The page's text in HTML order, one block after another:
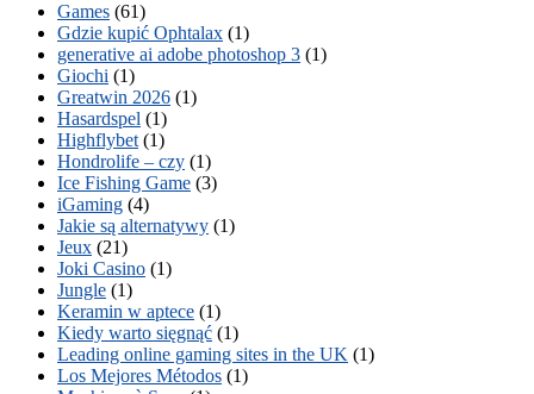
Games (61)
Gdzie kupić Ophtalax (1)
generative ai adobe photoshop 3 (1)
Giochi (1)
Greatwin 2026 (1)
Hasardspel (1)
Highflybet (1)
Hondrolife – czy (1)
Ice Fishing Game (3)
iGaming (4)
Jakie są alternatywy (1)
Jeux (21)
Joki Casino (1)
Jungle (1)
Keramin w aptece (1)
Kiedy warto sięgnąć (1)
Leading online gaming sites in the UK (1)
Los Mejores Métodos (1)